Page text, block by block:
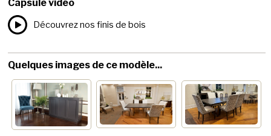
Capsule vidéo
Découvrez nos finis de bois
Quelques images de ce modèle...